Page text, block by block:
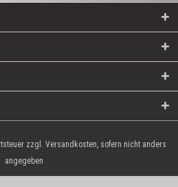
zzgl. Versandkosten, sofern nicht anders
angegeben